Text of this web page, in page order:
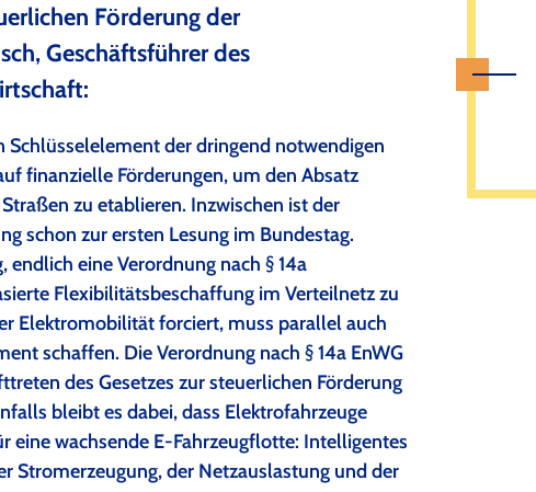
Förderung der
Geschäftsführer des
der dringend notwendigen
finanzielle Förderungen, um den Absatz
zu etablieren. Inzwischen ist der
schon zur ersten Lesung im Bundestag.
eine Verordnung nach § 14a
Flexibilitätsbeschaffung im Verteilnetz zu
Elektromobilität forciert, muss parallel auch
schaffen. Die Verordnung nach § 14a EnWG
des Gesetzes zur steuerlichen Förderung
bleibt es dabei, dass Elektrofahrzeuge
eine wachsende E-Fahrzeugflotte: Intelligentes
Stromerzeugung, der Netzauslastung und der